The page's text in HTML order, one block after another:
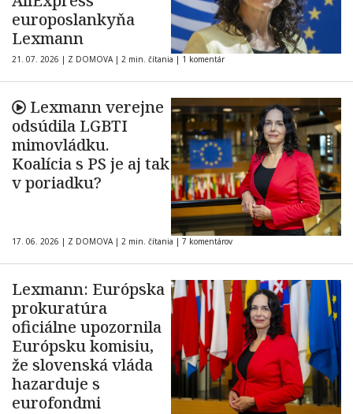
europoslankyňa
Lexmann
21. 07. 2026 | Z DOMOVA | 2 min. čítania | 1 komentár
Lexmann verejne
odsúdila LGBTI
mimovládku.
Koalícia s PS je aj tak
v poriadku?
17. 06. 2026 | Z DOMOVA | 2 min. čítania | 7 komentárov
Lexmann: Európska
prokuratúra
oficiálne upozornila
Európsku komisiu,
že slovenská vláda
hazarduje s
eurofondmi